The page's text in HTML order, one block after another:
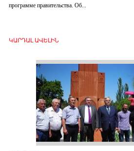
программе правительства. Об...
ԿԱՐԴԱԼ ԱՎԵԼԻՆ